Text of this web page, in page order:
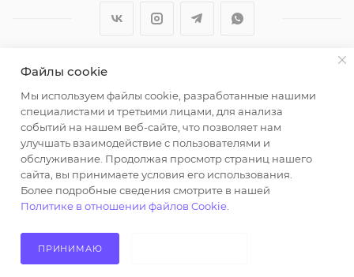
2026 © ООО "Вайт Текстиль групп"
Любая информация на сайте носит справочный
характер и не является публичной офертой
определяемой положениями пункта 2 статьи 437
Гражданского кодекса Российской Федерации.
Использование любых материалов, опубликованных
на https://opt-milena.ru, допустимо только при
наличии письменного разрешения редакции и
активной ссылки на https://opt-milena.ru
Файлы cookie
Мы используем файлы cookie, разработанные нашими
специалистами и третьими лицами, для анализа
событий на нашем веб-сайте, что позволяет нам
улучшать взаимодействие с пользователями и
обслуживание. Продолжая просмотр страниц нашего
сайта, вы принимаете условия его использования.
Более подробные сведения смотрите в нашей
Политике в отношении файлов Cookie
ПРИНИМАЮ